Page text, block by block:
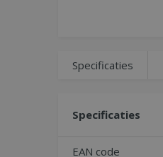
Specificaties
Specificaties
EAN code